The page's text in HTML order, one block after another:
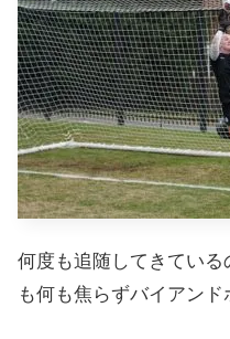
何度も追随してきてい
も何も焦らずバイアンド